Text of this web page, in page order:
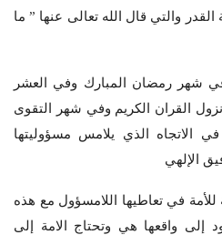
والتي قال الله تعالى عنها ” ما
في شهر رمضان المبارك وفي العشر
القران الكريم وفي شهر التقوى
في الاتجاه الذي يلامس مسؤوليتها
الإلهي
للأمة في تعاطيها اللامسؤول مع هذه
إلى واقعها هي وتحتاج الامة إلى